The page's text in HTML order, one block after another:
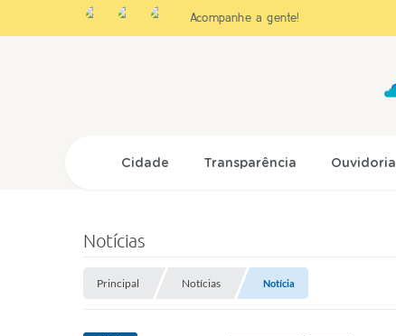
Acompanhe a gente!
Cidade Transparência Ouvidoria
Notícias
Principal Notícias Notícia